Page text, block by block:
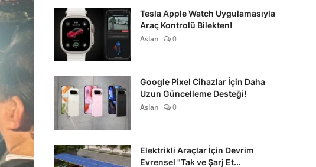
Tesla Apple Watch Uygulamasıyla
Araç Kontrolü Bilekten!
Aslan
0
Google Pixel Cihazlar İçin Daha
Uzun Güncelleme Desteği!
Aslan
0
Elektrikli Araçlar İçin Devrim
Evrensel "Tak ve Şarj Et...